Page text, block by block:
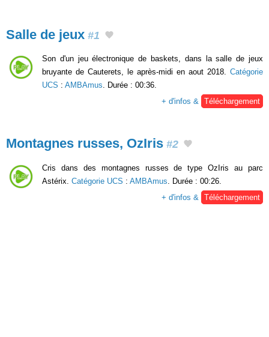
Salle de jeux #1
Son d'un jeu électronique de baskets, dans la salle de jeux
bruyante de Cauterets, le après-midi en aout 2018. Catégorie
UCS : AMBAmus. Durée : 00:36.
+ d'infos & Téléchargement
Montagnes russes, OzIris #2
Cris dans des montagnes russes de type OzIris au parc
Astérix. Catégorie UCS : AMBAmus. Durée : 00:26.
+ d'infos & Téléchargement